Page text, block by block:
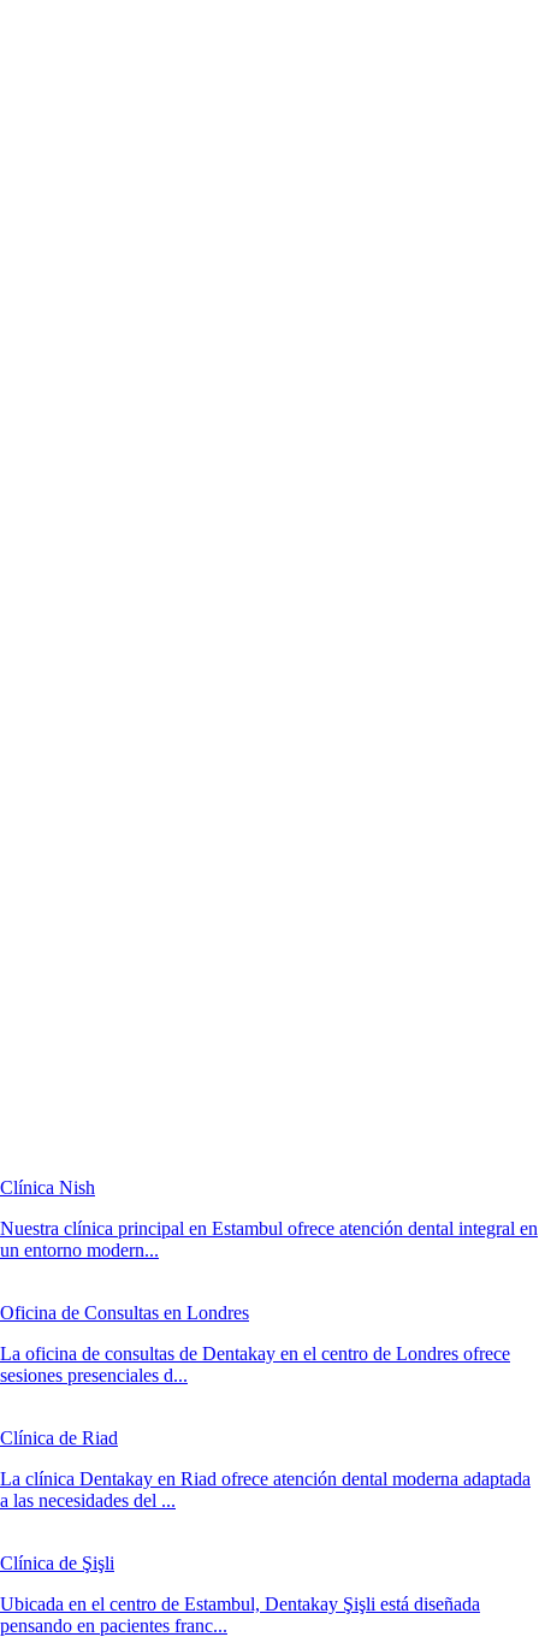
Clínica Nish
Nuestra clínica principal en Estambul ofrece atención dental integral en
un entorno modern...
Oficina de Consultas en Londres
La oficina de consultas de Dentakay en el centro de Londres ofrece
sesiones presenciales d...
Clínica de Riad
La clínica Dentakay en Riad ofrece atención dental moderna adaptada
a las necesidades del ...
Clínica de Şişli
Ubicada en el centro de Estambul, Dentakay Şişli está diseñada
pensando en pacientes franc...